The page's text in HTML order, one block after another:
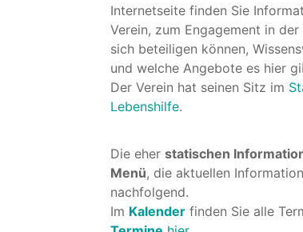
Internetseite finden Sie
Verein, zum Engagement in
sich beteiligen können,
und welche Angebote es hier
Der Verein hat seinen Sitz im
Lebenshilfe.
Die eher statischen
Menü, die aktuellen
nachfolgend.
Im Kalender finden Sie alle